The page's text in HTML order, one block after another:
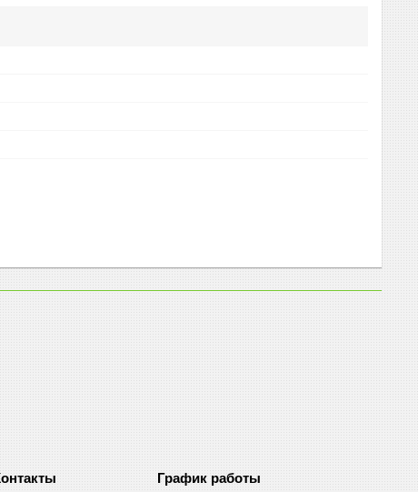
График работы